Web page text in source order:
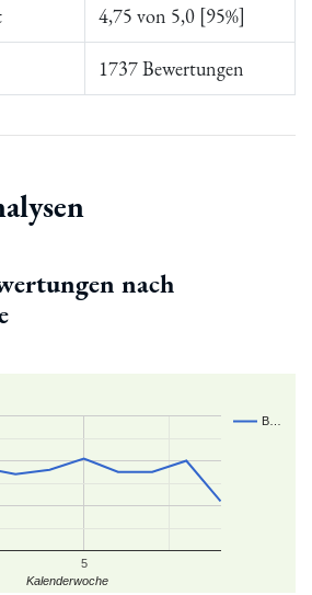
4,75 von 5,0 [95%]
1737 Bewertungen
nach
B…
5
Kalenderwoche